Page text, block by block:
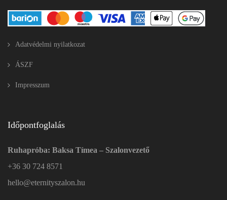
Adatvédelmi nyilatkozat
ÁSZF
Impresszum
Időpontfoglalás
Ruhapróba: Baksa Tímea – Szalonvezető
+36 30 724 8571
hello@eternityszalon.hu